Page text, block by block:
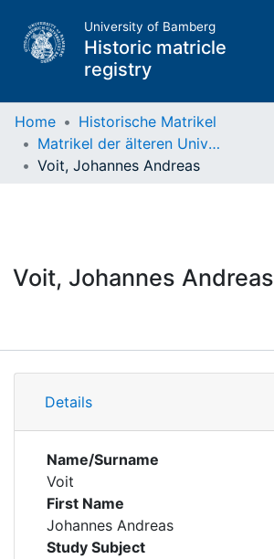
University of Bamberg
Historic matricle
registry
Matrikel
Home
Historische Matrikel
Matrikel der älteren Universität
Voit, Johannes Andreas
Voit, Johannes Andreas
Details
Details
Name/Surname
Voit
First Name
Johannes Andreas
Study Subject